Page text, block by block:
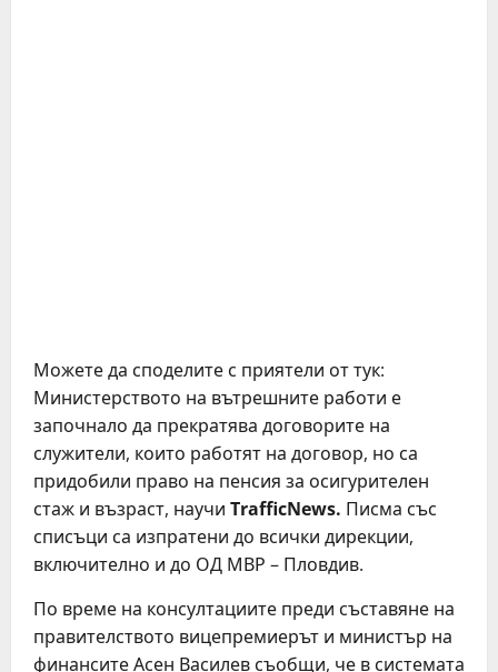
Можете да споделите с приятели от тук:
Министерството на вътрешните работи е
започнало да прекратява договорите на
служители, които работят на договор, но са
придобили право на пенсия за осигурителен
стаж и възраст, научи TrafficNews. Писма със
списъци са изпратени до всички дирекции,
включително и до ОД МВР – Пловдив.
По време на консултациите преди съставяне на
правителството вицепремиерът и министър на
финансите Асен Василев съобщи, че в системата